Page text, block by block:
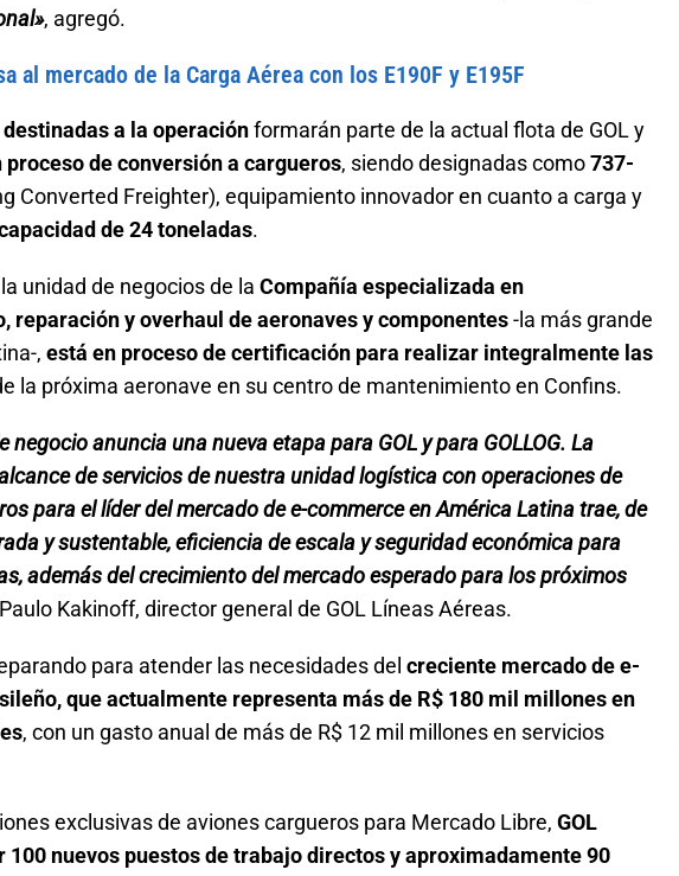
, agregó.
al mercado de la Carga Aérea con los E190F y E195F
a la operaciónformarán parte de la actual flota de GOL y
proceso de conversión a cargueros, siendo designadas como737-
Converted Freighter), equipamiento innovador en cuanto a carga y
de 24 toneladas.
la unidad de negocios de la Compañía especializada en
reparación y overhaul de aeronaves y componentes-la más grande
, está en proceso de certificación para realizar integralmente las
la próxima aeronave en su centro de mantenimiento en Confins.
negocio anuncia una nueva etapa para GOL y para GOLLOG. La
de servicios de nuestra unidad logística con operaciones de
para el líder del mercado de e-commerce en América Latina trae, de
y sustentable, eficiencia de escala y seguridad económica para
además del crecimiento del mercado esperado para los próximos
Kakinoff, director general de GOL Líneas Aéreas.
para atender las necesidades del creciente mercado de e-
que actualmente representa más de R$ 180 mil millones en
, con un gasto anual de más de R$ 12 mil millones en servicios
exclusivas de aviones cargueros para Mercado Libre, GOL
100 nuevos puestos de trabajo directos y aproximadamente 90